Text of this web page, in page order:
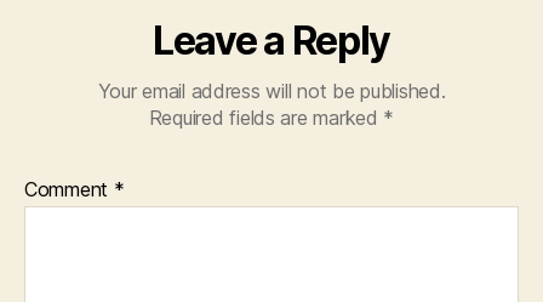
Leave a Reply
Your email address will not be published.
Required fields are marked *
Comment *